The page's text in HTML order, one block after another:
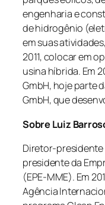
engenharia e
dehidrogênio
em suas
2011, colocar em
usina híbrida. Em
GmbH, hoje parte
GmbH, que
Sobre Luiz
Diretor-presidente
presidente da
(EPE-MME). Em
Agência